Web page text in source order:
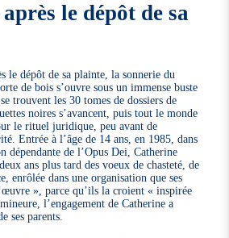
le dépôt de sa
le dépôt de sa plainte, la sonnerie du
de bois s’ouvre sous un immense buste
trouvent les 30 tomes de dossiers de
noires s’avancent, puis tout le monde
le rituel juridique, peu avant de
Entrée à l’âge de 14 ans, en 1985, dans
dépendante de l’Opus Dei, Catherine
ans plus tard des voeux de chasteté, de
enrôlée dans une organisation que ses
», parce qu’ils la croient « inspirée
l’engagement de Catherine a
ses parents.